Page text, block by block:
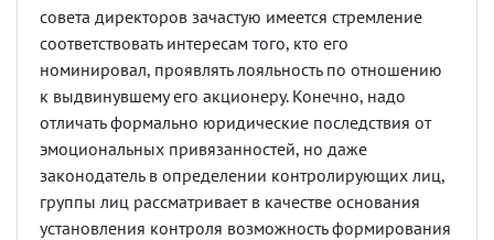
совета директоров зачастую имеется стремление
соответствовать интересам того, кто его
номинировал, проявлять лояльность по отношению
к выдвинувшему его акционеру. Конечно, надо
отличать формально юридические последствия от
эмоциональных привязанностей, но даже
законодатель в определении контролирующих лиц,
группы лиц рассматривает в качестве основания
установления контроля возможность формирования